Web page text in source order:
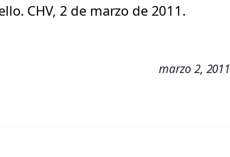
CHV, 2 de marzo de 2011.
marzo 2, 2011